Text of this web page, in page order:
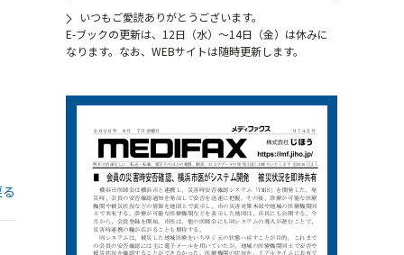
いつもご愛読ありがとうございます。
E-ブックの更新は、12日（水）～14日（金）は休みに
なります。なお、WEBサイトは随時更新します。